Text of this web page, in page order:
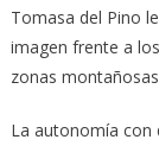
Tomasa del Pino
imagen frente a
zonas
La autonomía con